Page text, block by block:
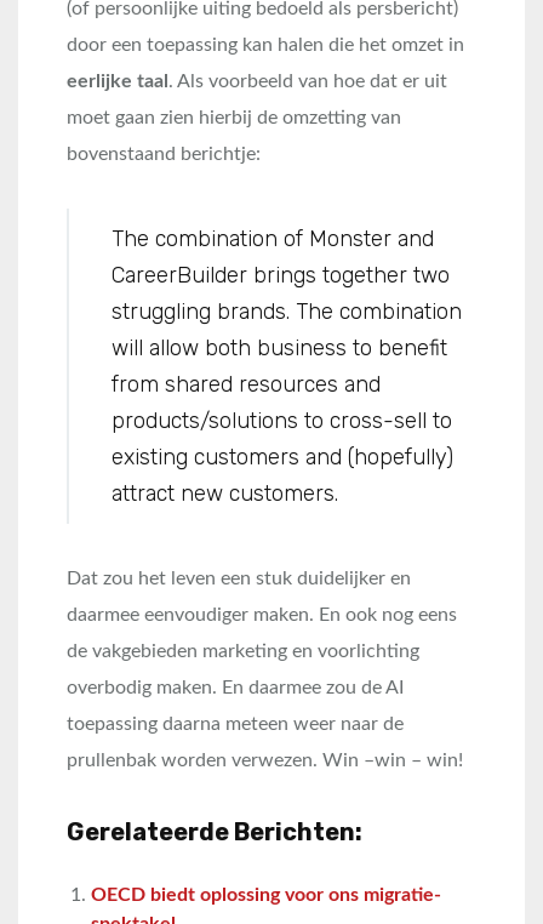
(of persoonlijke uiting bedoeld als persbericht)
door een toepassing kan halen die het omzet in
eerlijke taal . Als voorbeeld van hoe dat er uit
moet gaan zien hierbij de omzetting van
bovenstaand berichtje:
The combination of Monster and
CareerBuilder brings together two
struggling brands. The combination
will allow both business to benefit
from shared resources and
products/solutions to cross-sell to
existing customers and (hopefully)
attract new customers.
Dat zou het leven een stuk duidelijker en
daarmee eenvoudiger maken. En ook nog eens
de vakgebieden marketing en voorlichting
overbodig maken. En daarmee zou de AI
toepassing daarna meteen weer naar de
prullenbak worden verwezen. Win –win – win!
Gerelateerde Berichten:
OECD biedt oplossing voor ons migratie-